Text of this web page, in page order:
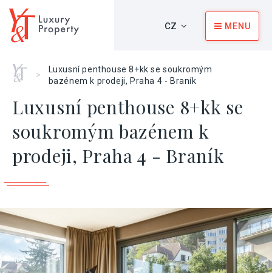
CZ MENU
Home
>
Luxusní penthouse 8+kk se soukromým
bazénem k prodeji, Praha 4 - Braník
Luxusní penthouse 8+kk se
soukromým bazénem k
prodeji, Praha 4 - Braník